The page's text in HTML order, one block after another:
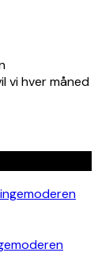
vi hver måned